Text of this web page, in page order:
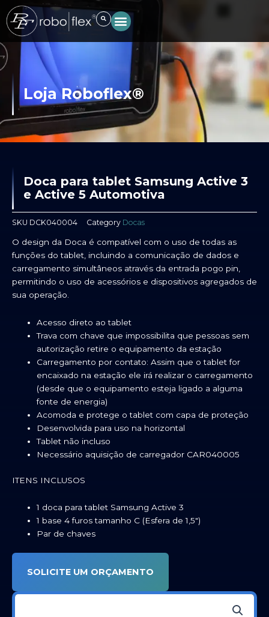
para
conteúdo
Loja Roboflex®
Doca para tablet Samsung Active 3
e Active 5 Automotiva
SKU DCK040004 Category Docas
O design da Doca é compatível com o uso de todas as
funções do tablet, incluindo a comunicação de dados e
carregamento simultâneos através da entrada pogo pin,
permitindo o uso de acessórios e dispositivos agregados de
sua operação.
Acesso direto ao tablet
Trava com chave que impossibilita que pessoas sem
autorização retire o equipamento da estação
Carregamento por contato: Assim que o tablet for
encaixado na estação ele irá realizar o carregamento
(desde que o equipamento esteja ligado a alguma
fonte de energia)
Acomoda e protege o tablet com capa de proteção
Desenvolvida para uso na horizontal
Tablet não incluso
Necessário aquisição de carregador CAR040005
ITENS INCLUSOS
1 doca para tablet Samsung Active 3
1 base 4 furos tamanho C (Esfera de 1,5″)
Par de chaves
SOLICITE UM ORÇAMENTO